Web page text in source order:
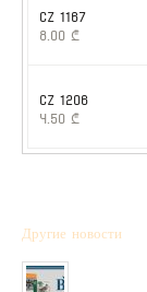
CZ 1167
8.00 ₾
CZ 1206
4.50 ₾
Другие новости